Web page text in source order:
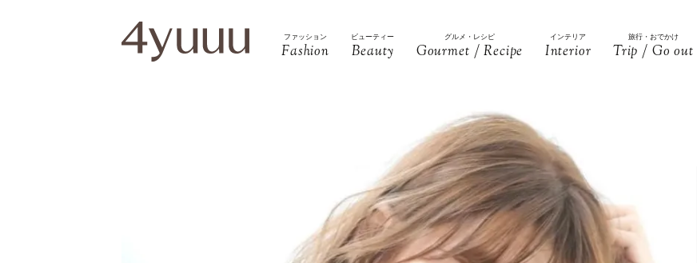
ファッション
Fashion
ビューティー
Beauty
グルメ・レシピ
Gourmet / Recipe
インテリア
Interior
旅行・おでかけ
Trip / Go out